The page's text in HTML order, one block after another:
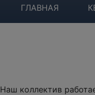
ГЛАВНАЯ
Наш коллектив